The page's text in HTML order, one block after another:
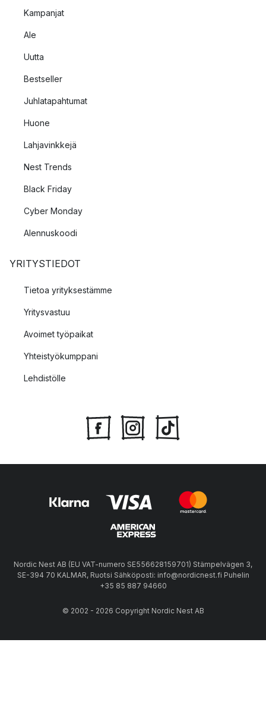
tyylikkäiltä sekä kaapissa säilytettynä että avohyllyillä
käsipyyhkeesi, valitse tyylikäs pyyhetanko, joka
Kampanjat
Ale
Uutta
Bestseller
Juhlatapahtumat
Huone
Lahjavinkkejä
Nest Trends
Black Friday
Cyber Monday
Alennuskoodi
YRITYSTIEDOT
Tietoa yrityksestämme
Yritysvastuu
Avoimet työpaikat
Yhteistyökumppani
Lehdistölle
Nordic Nest AB (EU VAT-numero SE556628159701) Stämpelvägen 3,
SE-394 70 KALMAR, Ruotsi Sähköposti: info@nordicnest.fi Puhelin
+35 85 887 94660
© 2002 - 2026 Copyright Nordic Nest AB